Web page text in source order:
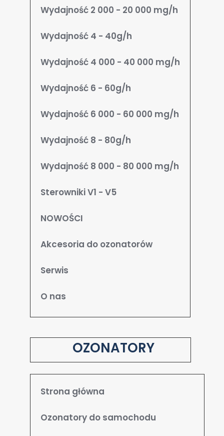
Wydajność 2 000 - 20 000 mg/h
Wydajność 4 - 40g/h
Wydajność 4 000 - 40 000 mg/h
Wydajność 6 - 60g/h
Wydajność 6 000 - 60 000 mg/h
Wydajność 8 - 80g/h
Wydajność 8 000 - 80 000 mg/h
Sterowniki V1 - V5
NOWOŚCI
Akcesoria do ozonatorów
Serwis
O nas
Strona główna
Ozonatory do samochodu
OZONATORY